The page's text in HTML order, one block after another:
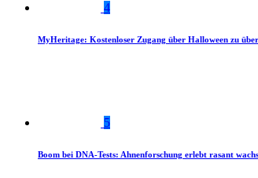
4
MyHeritage: Kostenloser Zugang über Halloween zu
5
Boom bei DNA-Tests: Ahnenforschung erlebt rasant